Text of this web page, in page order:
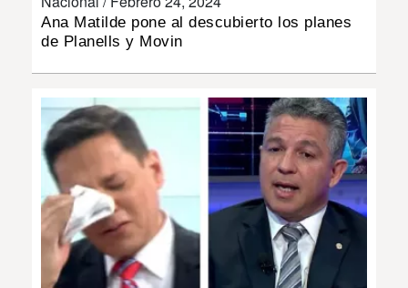
INSÓLITAS
MULTIMEDIA
IMPRESO
Ana Matilde pone al descubierto los planes
de Planells y Movin